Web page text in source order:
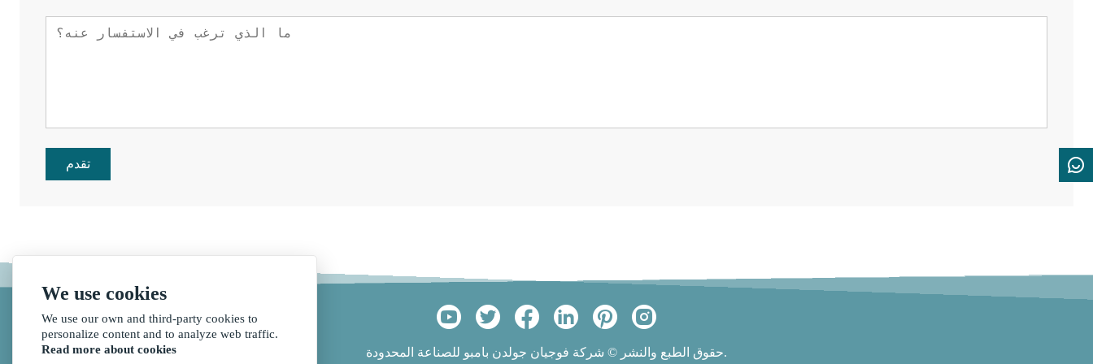
تقدم
حقوق الطبع والنشر © شركة فوجيان جولدن بامبو للصناعة المحدودة.
We use cookies
We use our own and third-party cookies to
personalize content and to analyze web traffic.
Read more about cookies